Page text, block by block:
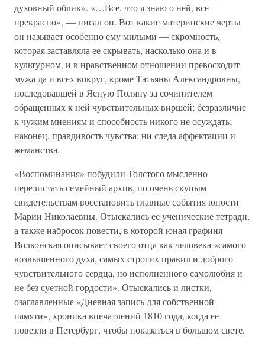
духовный облик». «…Все, что я знаю о ней, все
прекрасно», — писал он. Вот какие материнские черты
он называет особенно ему милыми — скромность,
которая заставляла ее скрывать, насколько она и в
культурном, и в нравственном отношении превосходит
мужа да и всех вокруг, кроме Татьяны Александровны,
последовавшей в Ясную Поляну за сочинителем
обращенных к ней чувствительных виршей; безразличие
к чужим мнениям и способность никого не осуждать;
наконец, правдивость чувства: ни следа аффектации и
жеманства.
«Воспоминания» побудили Толстого мысленно
перелистать семейный архив, по очень скупым
свидетельствам восстановить главные события юности
Марии Николаевны. Отыскались ее ученические тетради,
а также набросок повести, в которой юная графиня
Волконская описывает своего отца как человека «самого
возвышенного духа, самых строгих правил и доброго
чувствительного сердца, но исполненного самолюбия и
не без суетной гордости». Отыскались и листки,
озаглавленные «Дневная запись для собственной
памяти», хроника впечатлений 1810 года, когда ее
повезли в Петербург, чтобы показаться в большом свете.